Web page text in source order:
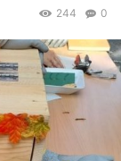
0
244